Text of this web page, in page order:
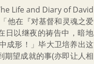
Life and Diary of David
他在『对基督和灵魂之爱
日以继夜的祷告中，暗地
成形！」毕大卫培养出这
期望成就的事(亦即让人相